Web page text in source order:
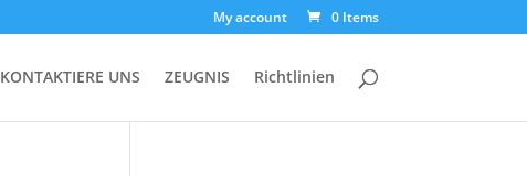
My account 0 Items
KONTAKTIERE UNS ZEUGNIS Richtlinien